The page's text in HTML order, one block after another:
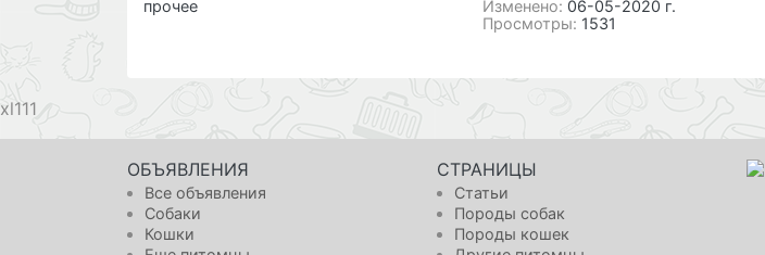
прочее
Изменено:06-05-2020 г.
Просмотры: 1531
111
ОБЪЯВЛЕНИЯ
Все объявления
Собаки
Кошки
СТРАНИЦЫ
Статьи
Породы собак
Породы кошек